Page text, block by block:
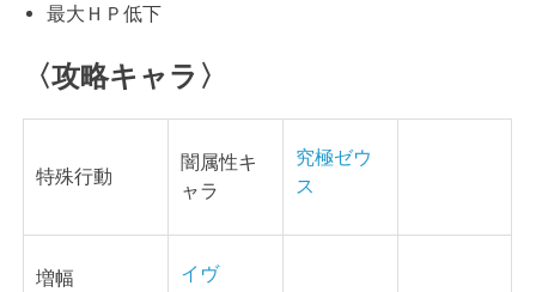
最大ＨＰ低下
〈攻略キャラ〉
特殊行動
闇属性キ
ャラ
究極ゼウ
ス
増幅 イヴ